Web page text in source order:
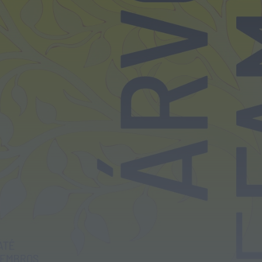
Megaoperação internacional
desmantela rede de tráfico de pessoas,
droga e armas. Há...
Diário Criminal
Perseguição em alto mar termina com
recuperação de mais de 421 quilos...